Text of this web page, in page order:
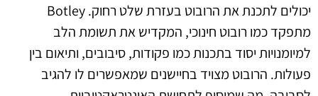
יכולים לתכנת את הרובוט בעזרת שלט רחוק. Botley
מתפקד כמו רובוט חינוכי, המקדיש את תשומת הלב
למיומנויות יסוד בתכנות כמו פקודות, סיבובים, ותיאום בין
פעולות. הרובוט מצויד בחיישנים שמאפשרים לו להגיב